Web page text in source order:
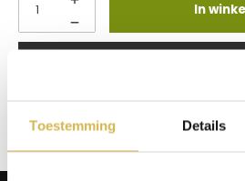
Toestemming Details
In
Info aanvragen /